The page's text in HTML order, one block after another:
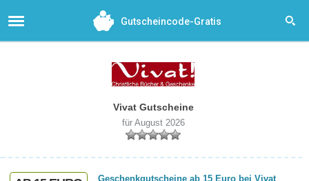
Gutscheincode-Gratis
Vivat Gutscheine
für August 2026
Geschenkgutscheine ab 15 Euro bei Vivat